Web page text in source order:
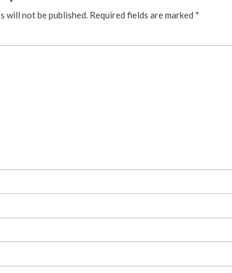
will not be published. Required fields are marked *